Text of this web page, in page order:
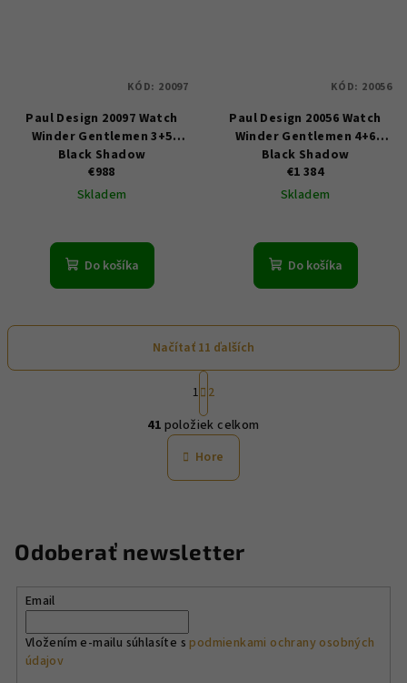
Paul Design 20097 Watch
Winder Gentlemen 3+5
Black Shadow
€988
Skladem
Do košíka
KÓD: 20097
Paul Design 20056 Watch
Winder Gentlemen 4+6
Black Shadow
€1 384
Skladem
Do košíka
KÓD: 20056
O
v
l
á
i
v
Načítať 11 ďalších
S
t
r
á
n
k
o
i
e
1 2
41 položiek celkom
Hore
Odoberať newsletter
Email
Vložením e-mailu súhlasíte spodmienkami ochrany osobných
údajov